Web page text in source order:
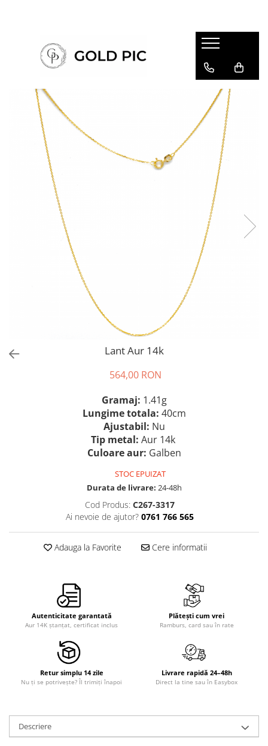
Lant Aur 14k
564,00 RON
Gramaj: 1.41g
Lungime totala: 40cm
Ajustabil: Nu
Tip metal: Aur 14k
Culoare aur: Galben
STOC EPUIZAT
Durata de livrare: 24-48h
Cod Produs: C267-3317
Ai nevoie de ajutor? 0761 766 565
Adauga la Favorite Cere informatii
Autenticitate garantată
Aur 14K ștanțat, certificat inclus
Plătești cum vrei
Ramburs, card sau în rate
Retur simplu 14 zile
Nu ți se potrivește? Îl trimiți înapoi
Livrare rapidă 24–48h
Direct la tine sau în Easybox
Descriere